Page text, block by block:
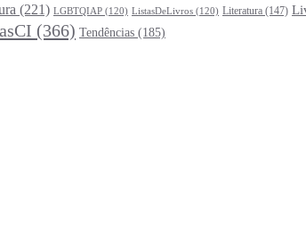
(221) LGBTQIAP (120) ListasDeLivros (120) Literatura (147)
(366) Tendências (185)